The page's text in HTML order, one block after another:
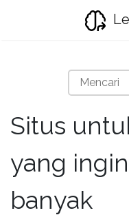
Situs
yang
banyak